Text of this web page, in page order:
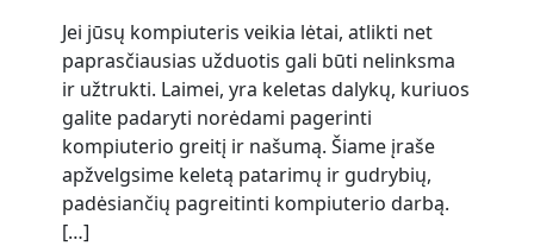
Jei jūsų kompiuteris veikia lėtai, atlikti net
paprasčiausias užduotis gali būti nelinksma
ir užtrukti. Laimei, yra keletas dalykų, kuriuos
galite padaryti norėdami pagerinti
kompiuterio greitį ir našumą. Šiame įraše
apžvelgsime keletą patarimų ir gudrybių,
padėsiančių pagreitinti kompiuterio darbą.
[…]